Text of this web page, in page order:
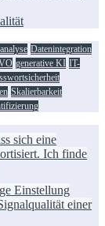
Datenintegration
generative KI IT-
Skalierbarkeit
sich eine
Ich finde
Einstellung
einer